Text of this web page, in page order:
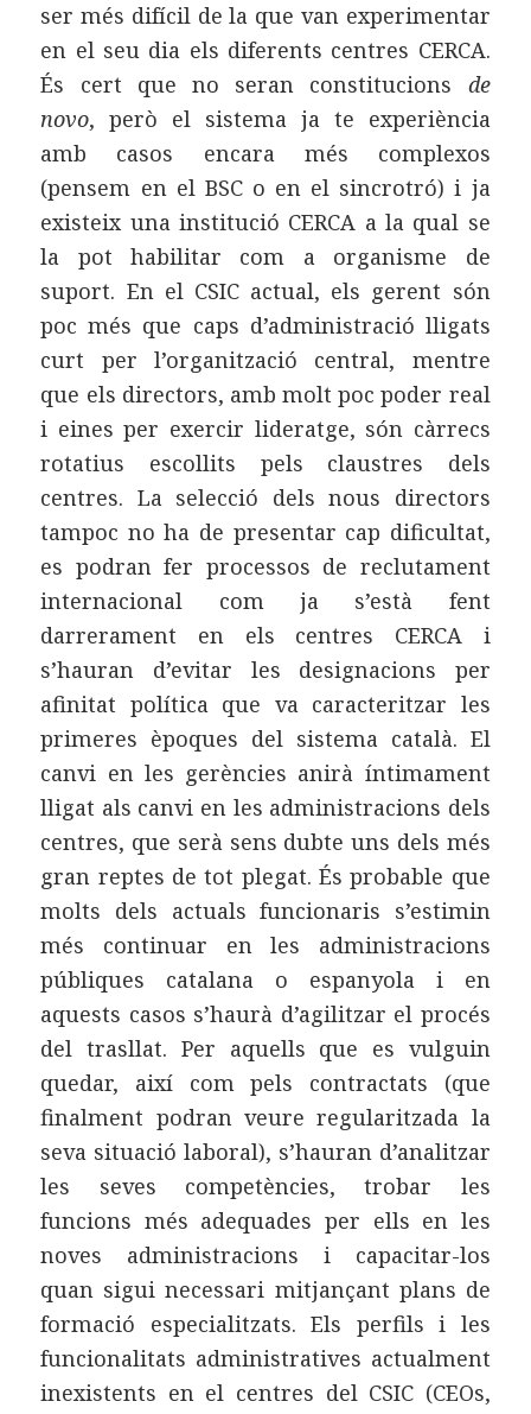
ser més difícil de la que van experimentar
en el seu dia els diferents centres CERCA.
És cert que no seran constitucions de
novo, però el sistema ja te experiència
amb casos encara més complexos
(pensem en el BSC o en el sincrotró) i ja
existeix una institució CERCA a la qual se
la pot habilitar com a organisme de
suport. En el CSIC actual, els gerent són
poc més que caps d’administració lligats
curt per l’organització central, mentre
que els directors, amb molt poc poder real
i eines per exercir lideratge, són càrrecs
rotatius escollits pels claustres dels
centres. La selecció dels nous directors
tampoc no ha de presentar cap dificultat,
es podran fer processos de reclutament
internacional com ja s’està fent
darrerament en els centres CERCA i
s’hauran d’evitar les designacions per
afinitat política que va caracteritzar les
primeres èpoques del sistema català. El
canvi en les gerències anirà íntimament
lligat als canvi en les administracions dels
centres, que serà sens dubte uns dels més
gran reptes de tot plegat. És probable que
molts dels actuals funcionaris s’estimin
més continuar en les administracions
públiques catalana o espanyola i en
aquests casos s’haurà d’agilitzar el procés
del trasllat. Per aquells que es vulguin
quedar, així com pels contractats (que
finalment podran veure regularitzada la
seva situació laboral), s’hauran d’analitzar
les seves competències, trobar les
funcions més adequades per ells en les
noves administracions i capacitar-los
quan sigui necessari mitjançant plans de
formació especialitzats. Els perfils i les
funcionalitats administratives actualment
inexistents en el centres del CSIC (CEOs,